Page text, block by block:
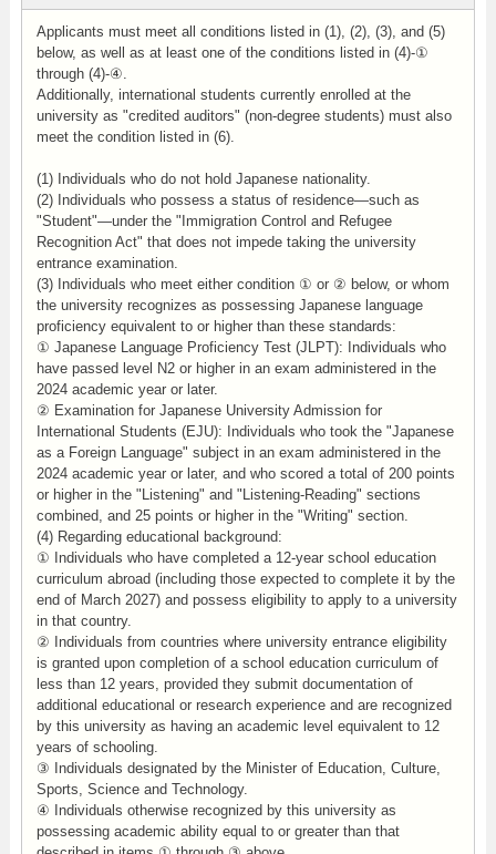
Applicants must meet all conditions listed in (1), (2), (3), and (5)
below, as well as at least one of the conditions listed in (4)-①
through (4)-④.
Additionally, international students currently enrolled at the
university as "credited auditors" (non-degree students) must also
meet the condition listed in (6).
(1) Individuals who do not hold Japanese nationality.
(2) Individuals who possess a status of residence—such as
"Student"—under the "Immigration Control and Refugee
Recognition Act" that does not impede taking the university
entrance examination.
(3) Individuals who meet either condition ① or ② below, or whom
the university recognizes as possessing Japanese language
proficiency equivalent to or higher than these standards:
① Japanese Language Proficiency Test (JLPT): Individuals who
have passed level N2 or higher in an exam administered in the
2024 academic year or later.
② Examination for Japanese University Admission for
International Students (EJU): Individuals who took the "Japanese
as a Foreign Language" subject in an exam administered in the
2024 academic year or later, and who scored a total of 200 points
or higher in the "Listening" and "Listening-Reading" sections
combined, and 25 points or higher in the "Writing" section.
(4) Regarding educational background:
① Individuals who have completed a 12-year school education
curriculum abroad (including those expected to complete it by the
end of March 2027) and possess eligibility to apply to a university
in that country.
② Individuals from countries where university entrance eligibility
is granted upon completion of a school education curriculum of
less than 12 years, provided they submit documentation of
additional educational or research experience and are recognized
by this university as having an academic level equivalent to 12
years of schooling.
③ Individuals designated by the Minister of Education, Culture,
Sports, Science and Technology.
④ Individuals otherwise recognized by this university as
possessing academic ability equal to or greater than that